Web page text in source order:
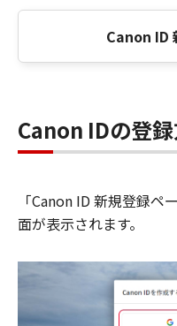
Canon ID
Canon IDの登
「Canon ID 新規登録
面が表示されます。